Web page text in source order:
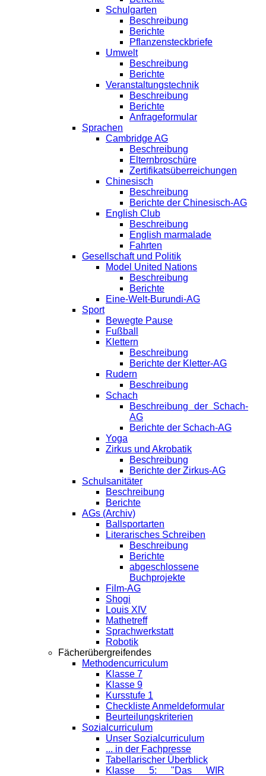
Schulgarten
Beschreibung
Berichte
Pflanzensteckbriefe
Umwelt
Beschreibung
Berichte
Veranstaltungstechnik
Beschreibung
Berichte
Anfrageformular
Sprachen
Cambridge AG
Beschreibung
Elternbroschüre
Zertifikatsüberreichungen
Chinesisch
Beschreibung
Berichte der Chinesisch-AG
English Club
Beschreibung
English marmalade
Fahrten
Gesellschaft und Politik
Model United Nations
Beschreibung
Berichte
Eine-Welt-Burundi-AG
Sport
Bewegte Pause
Fußball
Klettern
Beschreibung
Berichte der Kletter-AG
Rudern
Beschreibung
Schach
Beschreibung der Schach-
AG
Berichte der Schach-AG
Yoga
Zirkus und Akrobatik
Beschreibung
Berichte der Zirkus-AG
Schulsanitäter
Beschreibung
Berichte
AGs (Archiv)
Ballsportarten
Literarisches Schreiben
Beschreibung
Berichte
abgeschlossene
Buchprojekte
Film-AG
Shogi
Louis XIV
Mathetreff
Sprachwerkstatt
Robotik
Fächerübergreifendes
Methodencurriculum
Klasse 7
Klasse 9
Kursstufe 1
Checkliste Anmeldeformular
Beurteilungskriterien
Sozialcurriculum
Unser Sozialcurriculum
... in der Fachpresse
Tabellarischer Überblick
Klasse 5: "Das WIR